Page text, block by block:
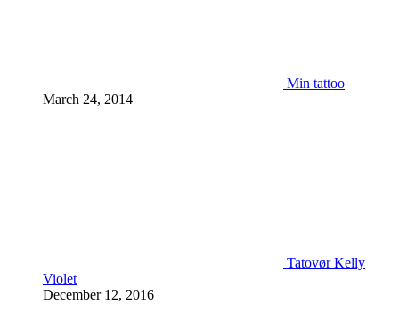
Min tattoo
March 24, 2014
Tatovør Kelly
Violet
December 12, 2016